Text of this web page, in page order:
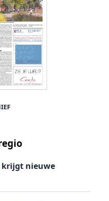
krijgt nieuwe